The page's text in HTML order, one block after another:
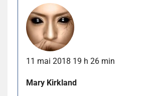
11 mai 2018 19 h 26 min
Mary Kirkland